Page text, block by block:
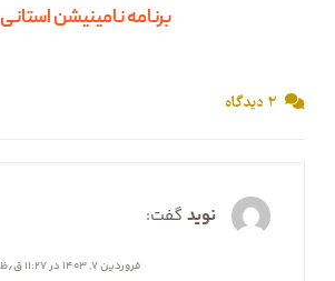
برنامه نامینیشن استانی
۲ دیدگاه
نوید گفت:
فروردین ۷, ۱۴۰۳ در ۱۱:۲۷ ق٫ظ